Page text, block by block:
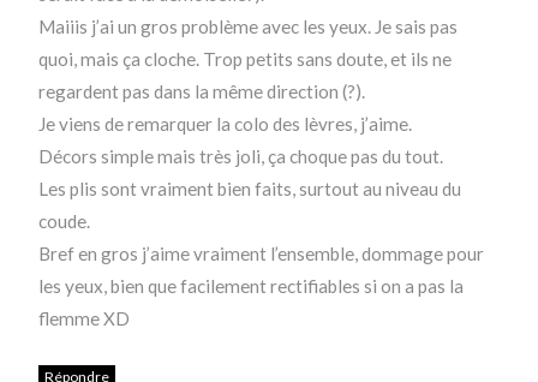
Maiiis j’ai un gros problème avec les yeux. Je sais pas
quoi, mais ça cloche. Trop petits sans doute, et ils ne
regardent pas dans la même direction (?).
Je viens de remarquer la colo des lèvres, j’aime.
Décors simple mais très joli, ça choque pas du tout.
Les plis sont vraiment bien faits, surtout au niveau du
coude.
Bref en gros j’aime vraiment l’ensemble, dommage pour
les yeux, bien que facilement rectifiables si on a pas la
flemme XD
Répondre